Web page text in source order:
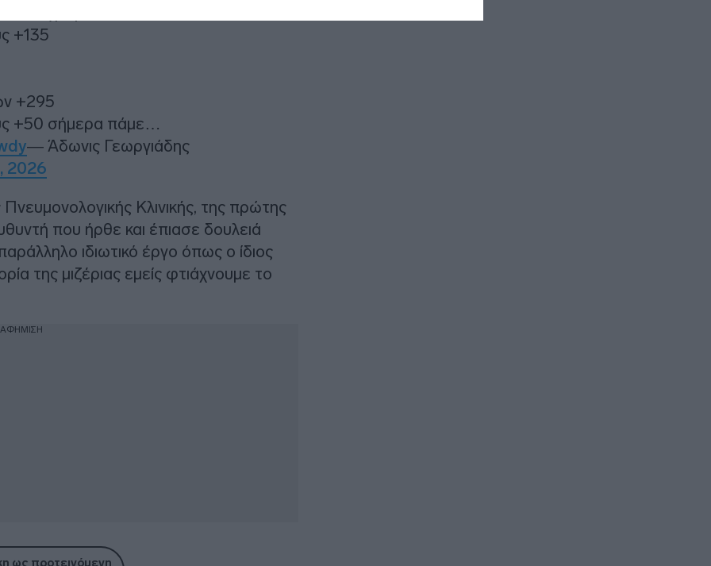
έχουμε:
+135
+295
+50 σήμερα πάμε…
— Άδωνις Γεωργιάδης
2026
Κλινικής, της πρώτης
που ήρθε και έπιασε δουλειά
ιδιωτικό έργο όπως ο ίδιος
της μιζέριας εμείς φτιάχνουμε το
ως προτεινόμενη